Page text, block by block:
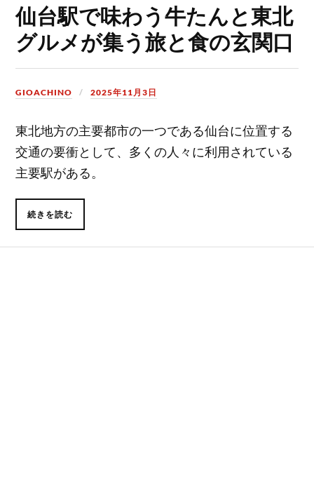
仙台駅で味わう牛たんと東北
グルメが集う旅と食の玄関口
GIOACHINO 2025年11月3日
東北地方の主要都市の一つである仙台に位置する
交通の要衝として、多くの人々に利用されている
主要駅がある。
続きを読む